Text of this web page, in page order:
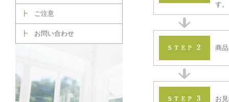
┣ ご注意
┣ お問い合わせ
す。
商
お